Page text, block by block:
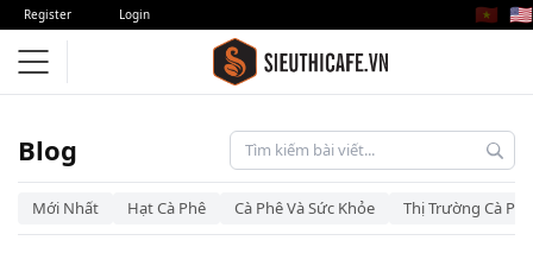
Register Login 🇻🇳 🇺🇸
Blog
Mới Nhất Hạt Cà Phê Cà Phê Và Sức Khỏe Thị Trường Cà Phê